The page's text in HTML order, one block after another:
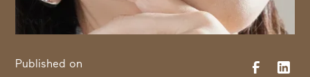
Published on